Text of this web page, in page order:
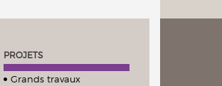
PROJETS
Grands travaux